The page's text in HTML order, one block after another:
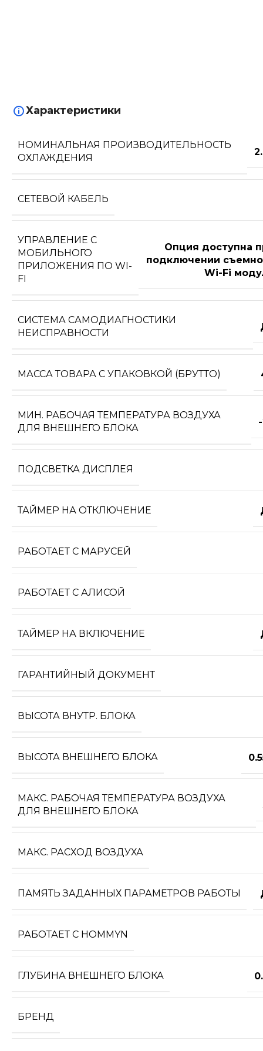
Характеристики
НОМИНАЛЬНАЯ ПРОИЗВОДИТЕЛЬНОСТЬ
ОХЛАЖДЕНИЯ
СЕТЕВОЙ КАБЕЛЬ
УПРАВЛЕНИЕ C
МОБИЛЬНОГО
ПРИЛОЖЕНИЯ ПО WI-
FI
Опция доступна
подключении
Wi-Fi
СИСТЕМА САМОДИАГНОСТИКИ
НЕИСПРАВНОСТИ
МАССА ТОВАРА С УПАКОВКОЙ (БРУТТО)
МИН. РАБОЧАЯ ТЕМПЕРАТУРА ВОЗДУХА
ДЛЯ ВНЕШНЕГО БЛОКА
ПОДСВЕТКА ДИСПЛЕЯ
ТАЙМЕР НА ОТКЛЮЧЕНИЕ
РАБОТАЕТ С МАРУСЕЙ
РАБОТАЕТ С АЛИСОЙ
ТАЙМЕР НА ВКЛЮЧЕНИЕ
ГАРАНТИЙНЫЙ ДОКУМЕНТ
ВЫСОТА ВНУТР. БЛОКА
ВЫСОТА ВНЕШНЕГО БЛОКА
МАКС. РАБОЧАЯ ТЕМПЕРАТУРА ВОЗДУХА
ДЛЯ ВНЕШНЕГО БЛОКА
МАКС. РАСХОД ВОЗДУХА
ПАМЯТЬ ЗАДАННЫХ ПАРАМЕТРОВ РАБОТЫ
РАБОТАЕТ С HOMMYN
ГЛУБИНА ВНЕШНЕГО БЛОКА
БРЕНД